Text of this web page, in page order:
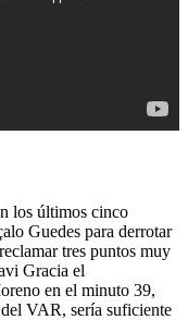
los últimos cinco
Guedes para derrotar
tres puntos muy
Gracia el
en el minuto 39,
VAR, sería suficiente